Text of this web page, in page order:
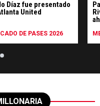
Díaz fue presentado
United
DE PASES 2026